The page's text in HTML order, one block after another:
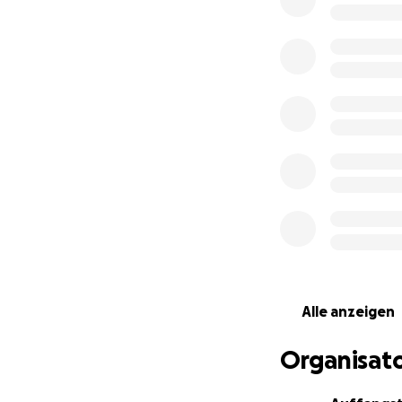
Alle anzeigen